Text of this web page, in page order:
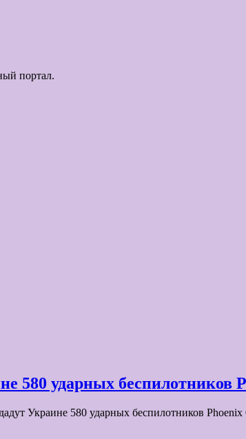
портал.
580 ударных беспилотников
Украине 580 ударных беспилотников